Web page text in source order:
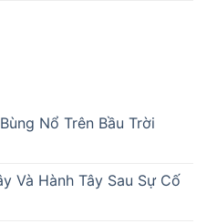
Nổ Trên Bầu Trời
Và Hành Tây Sau Sự Cố